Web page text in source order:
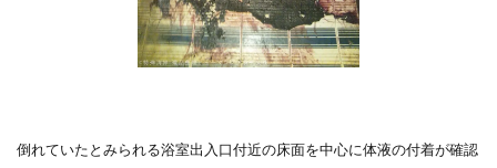
倒れていたとみられる浴室出入口付近の床面を中心に体液の付着が確認